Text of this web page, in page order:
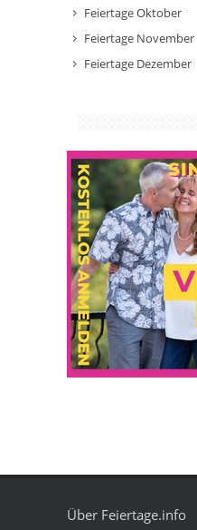
Feiertage Oktober
Feiertage November
Feiertage Dezember
Über Feiertage.info